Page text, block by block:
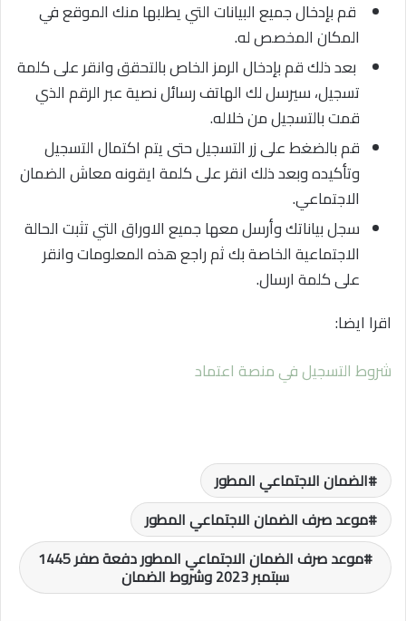
قم بإدخال جميع البيانات التي يطلبها منك الموقع في
المكان المخصص له.
بعد ذلك قم بإدخال الرمز الخاص بالتحقق وانقر على كلمة
تسجيل، سيرسل لك الهاتف رسائل نصية عبر الرقم الذي
قمت بالتسجيل من خلاله.
قم بالضغط على زر التسجيل حتى يتم اكتمال التسجيل
وتأكيده وبعد ذلك انقر على كلمة ايقونه معاش الضمان
الاجتماعي.
سجل بياناتك وأرسل معها جميع الاوراق التي تثبت الحالة
الاجتماعية الخاصة بك ثم راجع هذه المعلومات وانقر
على كلمة ارسال.
اقرا ايضا:
شروط التسجيل في منصة اعتماد
الضمان الاجتماعي المطور
موعد صرف الضمان الاجتماعي المطور
موعد صرف الضمان الاجتماعي المطور دفعة صفر 1445
سبتمبر 2023 وشروط الضمان